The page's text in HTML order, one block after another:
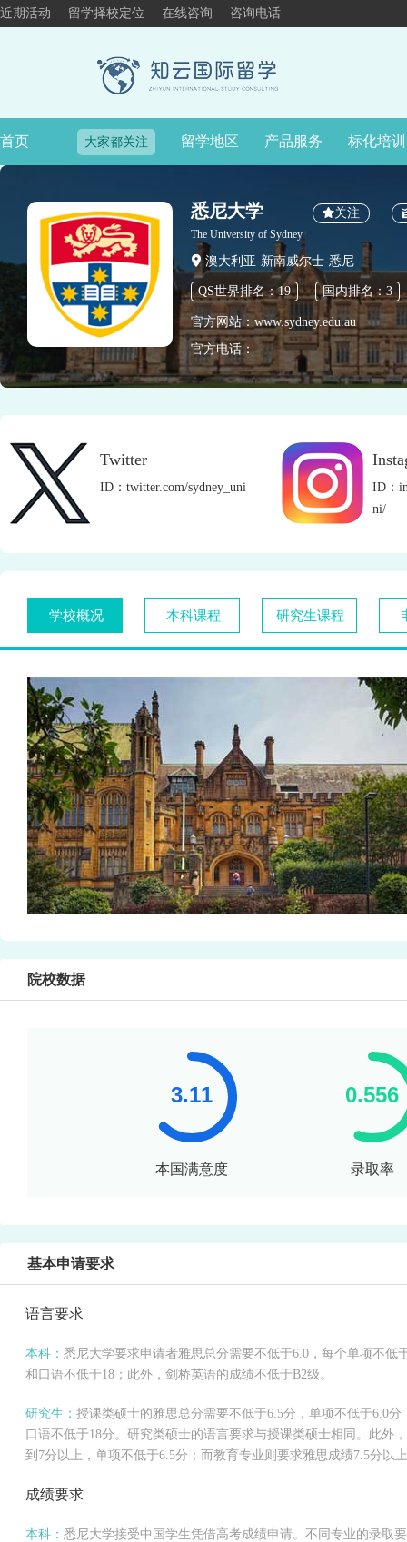
近期活动 留学择校定位 在线咨询 咨询电话
首页 大家都关注 留学地区 产品服务 标化培训
悉尼大学 关注
The University of Sydney
澳大利亚-新南威尔士-悉尼
QS世界排名：19 国内排名：3
官方网站：www.sydney.edu.au
官方电话：
Twitter
ID：twitter.com/sydney_uni
ID：
ni/
学校概况 本科课程 研究生课程
院校数据
本国满意度 录取率
基本申请要求
语言要求
本科： 悉尼大学要求申请者雅思总分需要不低于6.0，每个单项不低
和口语不低于18；此外，剑桥英语的成绩不低于B2级。
研究生： 授课类硕士的雅思总分需要不低于6.5分，单项不低于6.0
口语不低于18分。研究类硕士的语言要求与授课类硕士相同。此外
到7分以上，单项不低于6.5分；而教育专业则要求雅思成绩7.5分以
成绩要求
本科： 悉尼大学接受中国学生凭借高考成绩申请。不同专业的录取